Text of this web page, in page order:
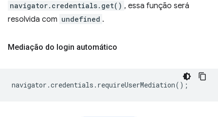
navigator.credentials.get() , essa função será
resolvida com undefined .
Mediação do login automático
navigator .credentials . requireUserMediation();